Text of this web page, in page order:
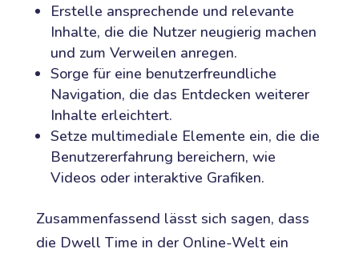
Erstelle ansprechende und relevante
Inhalte, die die Nutzer neugierig machen
und zum Verweilen anregen.
Sorge für eine benutzerfreundliche
Navigation, die das Entdecken weiterer
Inhalte erleichtert.
Setze multimediale Elemente ein, die die
Benutzererfahrung bereichern, wie
Videos oder interaktive Grafiken.
Zusammenfassend lässt sich sagen, dass
die Dwell Time in der Online-Welt ein